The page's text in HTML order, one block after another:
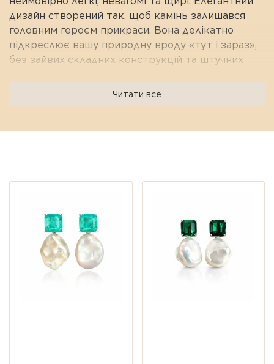
дизайн створений так, щоб камінь залишався
головним героєм прикраси. Вона делікатно
підкреслює вашу природну вроду «тут і зараз»,
без зайвих складних конструкцій та штучних
Натуральний аметист овальної форми — це ваш
особистий амулет внутрішньої гармонії. Його
Вставка: Натуральний аметист
Форма вставки:
Розмір вставки:
Читати все